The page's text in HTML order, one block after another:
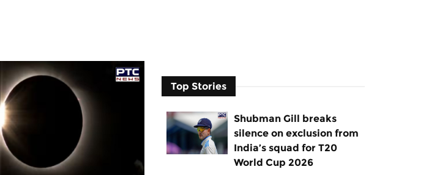
Top Stories
Shubman Gill breaks
silence on exclusion from
India’s squad for T20
World Cup 2026